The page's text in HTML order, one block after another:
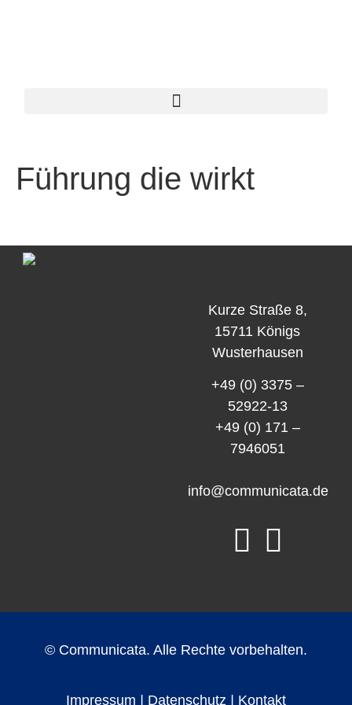
Führung die wirkt
Kurze Straße 8,
15711 Königs
Wusterhausen
+49 (0) 3375 –
52922-13
+49 (0) 171 –
7946051
info@communicata.de
© Communicata. Alle Rechte vorbehalten.
Impressum Datenschutz Kontakt